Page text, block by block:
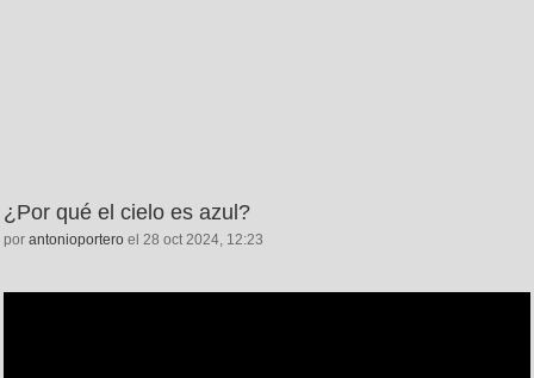
¿Por qué el cielo es azul?
por antonioportero el 28 oct 2024, 12:23